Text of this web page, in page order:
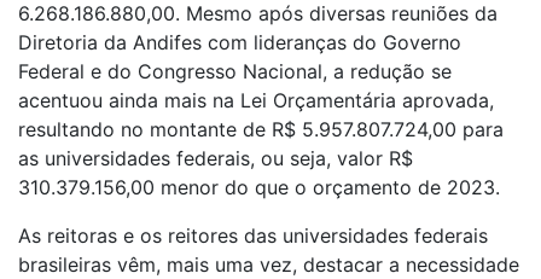
6.268.186.880,00. Mesmo após diversas reuniões da
Diretoria da Andifes com lideranças do Governo
Federal e do Congresso Nacional, a redução se
acentuou ainda mais na Lei Orçamentária aprovada,
resultando no montante de R$ 5.957.807.724,00 para
as universidades federais, ou seja, valor R$
310.379.156,00 menor do que o orçamento de 2023.
As reitoras e os reitores das universidades federais
brasileiras vêm, mais uma vez, destacar a necessidade